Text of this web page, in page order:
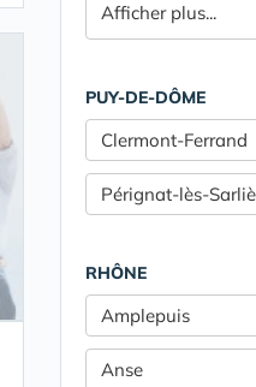
Afficher plus...
PUY-DE-DÔME
Clermont-Ferrand
Pérignat-lès-
RHÔNE
Amplepuis
Anse